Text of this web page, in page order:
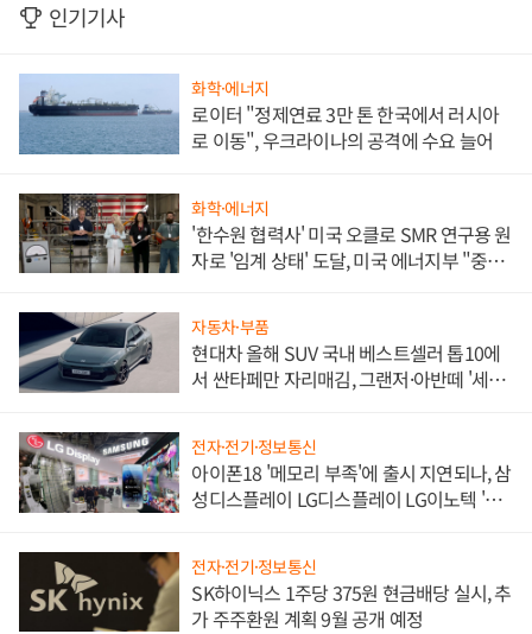
인기기사
화학·에너지
로이터 "정제연료 3만 톤 한국에서 러시아
로 이동", 우크라이나의 공격에 수요 늘어
화학·에너지
'한수원 협력사' 미국 오클로 SMR 연구용 원
자로 '임계 상태' 도달, 미국 에너지부 "중요
자동차·부품
현대차 올해 SUV 국내 베스트셀러 톱10에
서 싼타페만 자리매김, 그랜저·아반떼 '세단
전자·전기·정보통신
아이폰18 '메모리 부족'에 출시 지연되나, 삼
성디스플레이 LG디스플레이 LG이노텍 '탈
전자·전기·정보통신
SK하이닉스 1주당 375원 현금배당 실시, 추
가 주주환원 계획 9월 공개 예정